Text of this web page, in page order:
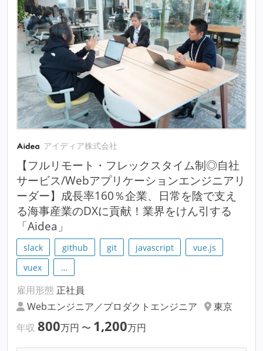
アイディア株式会社
【フルリモート・フレックスタイム制◎自社
サービス/Webアプリケーションエンジニアリ
ーダー】成長率160％企業、日常を陰で支え
る海事産業のDXに貢献！業界をけん引する
「Aidea」
slack github git javascript
vue.js
vuex
…
雇用形態 正社員
Webエンジニア／プロダクトエンジニア
東京
年収 800万円 〜 1,200万円